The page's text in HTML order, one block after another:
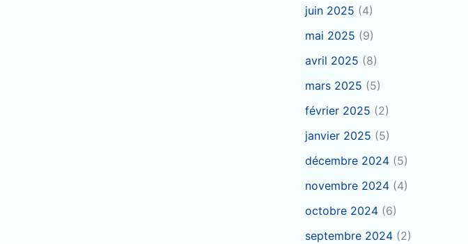
juin 2025 (4)
mai 2025 (9)
avril 2025 (8)
mars 2025 (5)
février 2025 (2)
janvier 2025 (5)
décembre 2024 (5)
novembre 2024 (4)
octobre 2024 (6)
septembre 2024 (2)